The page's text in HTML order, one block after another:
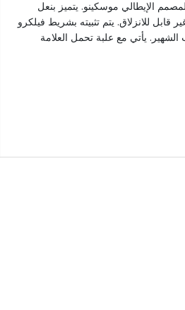
الإيطالي موسكينو. يتميز بنعل
للانزلاق. يتم تثبيته بشريط فيلكرو
الشهير. يأتي مع علبة تحمل العلامة